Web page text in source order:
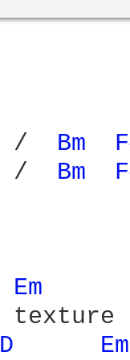
/ Bm
/ Bm
Em
D